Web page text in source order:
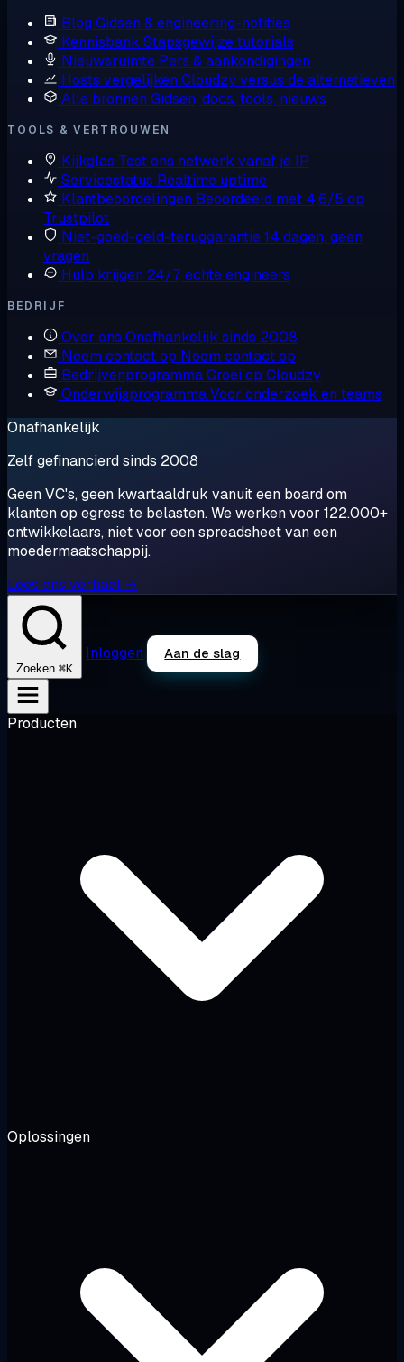
Blog Gidsen & engineering-notities
Kennisbank Stapsgewijze tutorials
Nieuwsruimte Pers & aankondigingen
Hosts vergelijken Cloudzy versus de alternatieven
Alle bronnen Gidsen, docs, tools, nieuws
TOOLS & VERTROUWEN
Kijkglas Test ons netwerk vanaf je IP
Servicestatus Realtime uptime
Klantbeoordelingen Beoordeeld met 4,6/5 op
Trustpilot
Niet-goed-geld-teruggarantie14 dagen, geen
vragen
Hulp krijgen 24/7, echte engineers
BEDRIJF
Over ons Onafhankelijk sinds 2008
Neem contact op Neem contact op
BedrijvenprogrammaGroei op Cloudzy
OnderwijsprogrammaVoor onderzoek en teams
Onafhankelijk
Zelf gefinancierd sinds 2008
Geen VC's, geen kwartaaldruk vanuit een board om
klanten op egress te belasten. We werken voor 122.000+
ontwikkelaars, niet voor een spreadsheet van een
moedermaatschappij.
Lees ons verhaal →
Zoeken ⌘K
Inloggen Aan de slag
Producten
Oplossingen